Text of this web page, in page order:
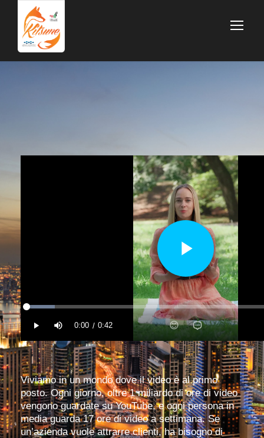
Viviamo in un mondo dove il video è al primo
posto. Ogni giorno, oltre 1 miliardo di ore di video
vengono guardate su YouTube, e ogni persona in
media guarda 17 ore di video a settimana. Se
un’azienda vuole attrarre clienti, ha bisogno di